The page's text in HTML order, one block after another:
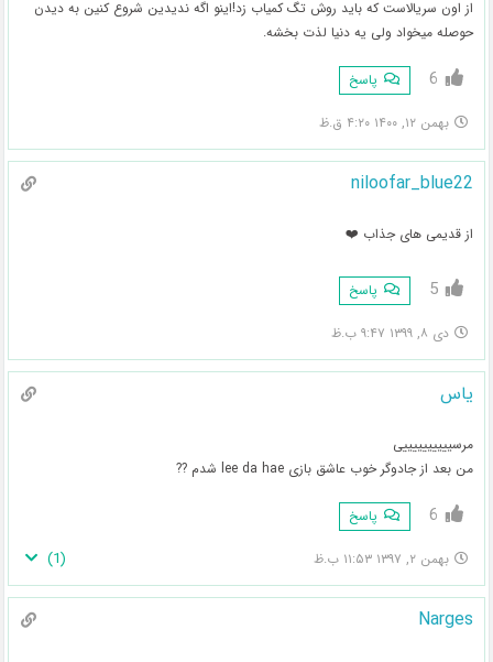
از اون سریالاست که باید روش تگ کمیاب زد!اینو اگه ندیدین شروع کنین به دیدن
حوصله میخواد ولی یه دنیا لذت بخشه.
6 پاسخ
بهمن ۱۲, ۱۴۰۰ ۴:۲۰ ق.ظ
niloofar_blue22
از قدیمی های جذاب ❤️
5 پاسخ
دی ۸, ۱۳۹۹ ۹:۴۷ ب.ظ
یاس
مرسییییییییییی
من بعد از جادوگر خوب عاشق بازی lee da hae شدم ??
6 پاسخ
بهمن ۲, ۱۳۹۷ ۱۱:۵۳ ب.ظ (
1
)
Narges